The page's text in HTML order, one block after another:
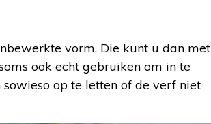
vorm. Die kunt u dan met
ook echt gebruiken om in te
op te letten of de verf niet